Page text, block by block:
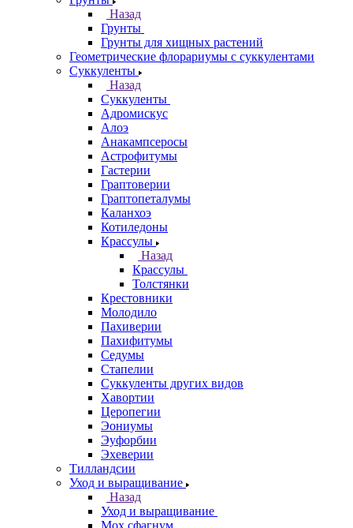
Назад
Грунты
Грунты для хищных растений
Геометрические флорариумы с суккулентами
Суккуленты
Назад
Суккуленты
Адромискус
Алоэ
Анакампсеросы
Астрофитумы
Гастерии
Граптоверии
Граптопеталумы
Каланхоэ
Котиледоны
Крассулы
Назад
Крассулы
Толстянки
Крестовники
Молодило
Пахиверии
Пахифитумы
Седумы
Стапелии
Суккуленты других видов
Хавортии
Церопегии
Эониумы
Эуфорбии
Эхеверии
Тилландсии
Уход и выращивание
Назад
Уход и выращивание
Мох сфагнум